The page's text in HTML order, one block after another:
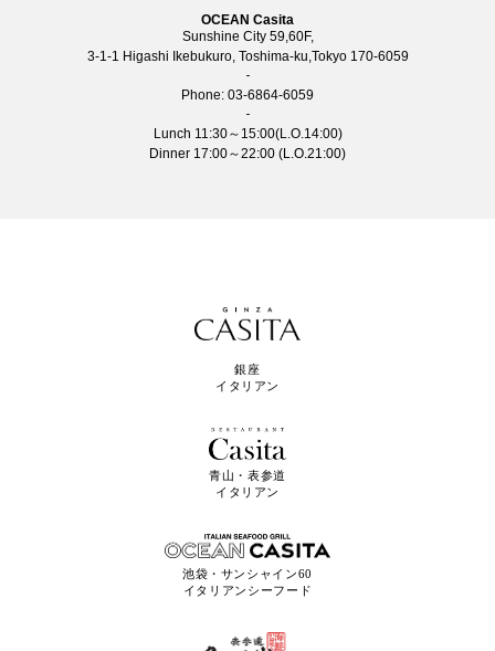
OCEAN Casita
Sunshine City 59,60F,
3-1-1 Higashi Ikebukuro, Toshima-ku,Tokyo 170-6059
Phone: 03-6864-6059
Lunch 11:30～15:00(L.O.14:00)
Dinner 17:00～22:00 (L.O.21:00)
銀座
イタリアン
青山・表参道
イタリアン
池袋・サンシャイン60
イタリアンシーフード